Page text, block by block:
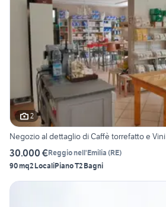
2
Negozio al dettaglio di Caffè torrefatto e Vini
30.000 €Reggio nell'Emilia (RE)
90 mq2 LocaliPiano T2 Bagni